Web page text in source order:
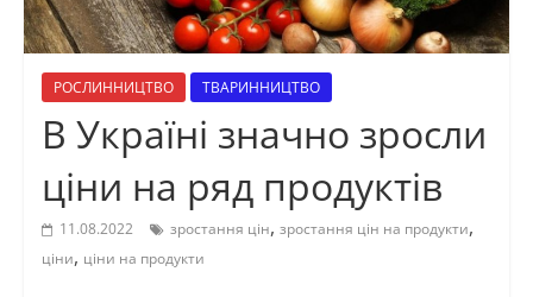
РОСЛИННИЦТВО ТВАРИННИЦТВО
В Україні значно зросли
ціни на ряд продуктів
11.08.2022 зростання цін, зростання цін на продукти,
ціни, ціни на продукти